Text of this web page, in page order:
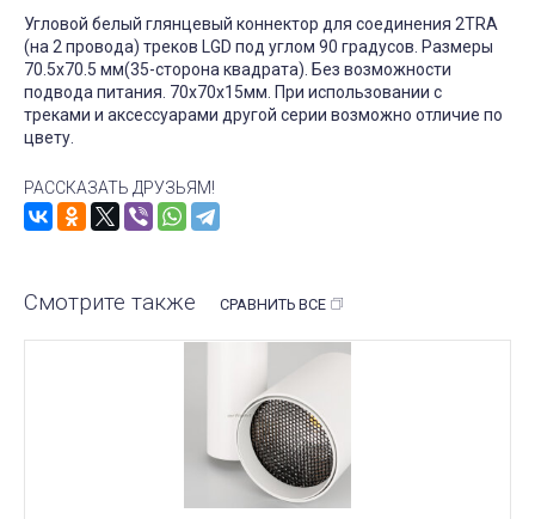
Угловой белый глянцевый коннектор для соединения 2TRA
(на 2 провода) треков LGD под углом 90 градусов. Размеры
70.5x70.5 мм(35-сторона квадрата). Без возможности
подвода питания. 70х70х15мм. При использовании с
треками и аксессуарами другой серии возможно отличие по
цвету.
РАССКАЗАТЬ ДРУЗЬЯМ!
Смотрите также СРАВНИТЬ ВСЕ